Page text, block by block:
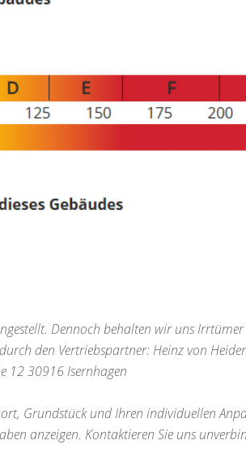
Dennoch behalten wir uns Irrtümer
den Vertriebspartner: Heinz von
12 30916 Isernhagen
Grundstück und Ihren individuellen
anzeigen. Kontaktieren Sie uns